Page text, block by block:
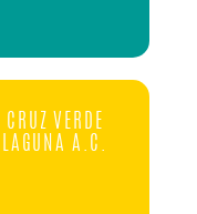
CRUZ VERDE
LAGUNA A.C.